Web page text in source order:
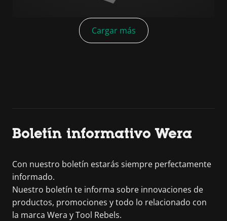
Cargar más
Boletín informativo Wera
Con nuestro boletín estarás siempre perfectamente
informado.
Nuestro boletín te informa sobre innovaciones de
productos, promociones y todo lo relacionado con
la marca Wera y Tool Rebels.